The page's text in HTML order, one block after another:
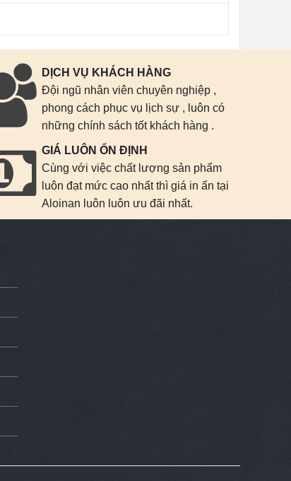
DỊCH VỤ KHÁCH HÀNG
Đội ngũ nhân viên chuyên nghiệp ,
phong cách phục vụ lịch sự , luôn có
những chính sách tốt khách hàng .
GIÁ LUÔN ỔN ĐỊNH
Cùng với việc chất lượng sản phẩm
luôn đạt mức cao nhất thì giá in ấn tại
Aloinan luôn luôn ưu đãi nhất.